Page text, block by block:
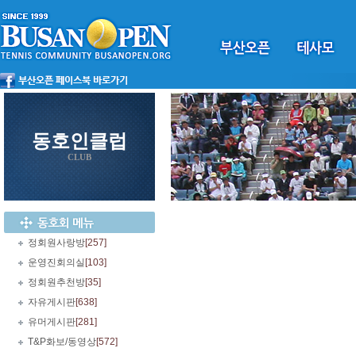
동호인클럽
CLUB
정회원사랑방[257]
운영진회의실 [103]
정회원추천방[35]
자유게시판[638]
유머게시판[281]
T&P화보/동영상[572]